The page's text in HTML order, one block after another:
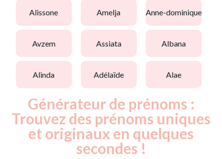
alissone amelja anne-dominique
avzem assiata albana
alinda adélaïde alae
Générateur de prénoms :
Trouvez des prénoms uniques
et originaux en quelques
secondes !